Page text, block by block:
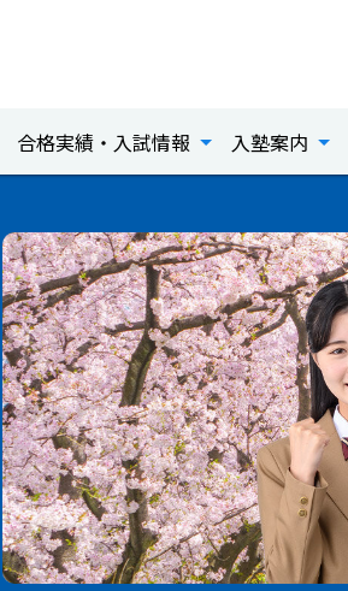
合格実績・入試情報 入塾案内